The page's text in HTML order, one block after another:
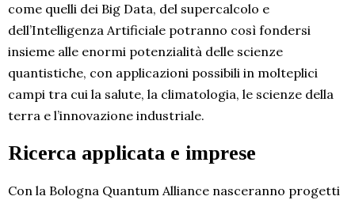
come quelli dei Big Data, del supercalcolo e
dell’Intelligenza Artificiale potranno così fondersi
insieme alle enormi potenzialità delle scienze
quantistiche, con applicazioni possibili in molteplici
campi tra cui la salute, la climatologia, le scienze della
terra e l’innovazione industriale.
Ricerca applicata e imprese
Con la Bologna Quantum Alliance nasceranno progetti